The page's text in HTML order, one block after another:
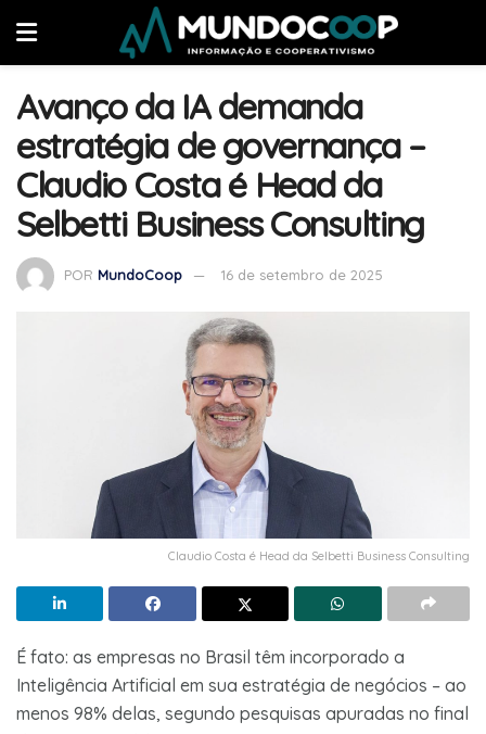
Avanço da IA demanda
estratégia de governança –
Claudio Costa é Head da
Selbetti Business Consulting
POR MundoCoop 16 de setembro de 2025
Claudio Costa é Head da Selbetti Business Consulting
É fato: as empresas no Brasil têm incorporado a
Inteligência Artificial em sua estratégia de negócios – ao
menos 98% delas, segundo pesquisas apuradas no final